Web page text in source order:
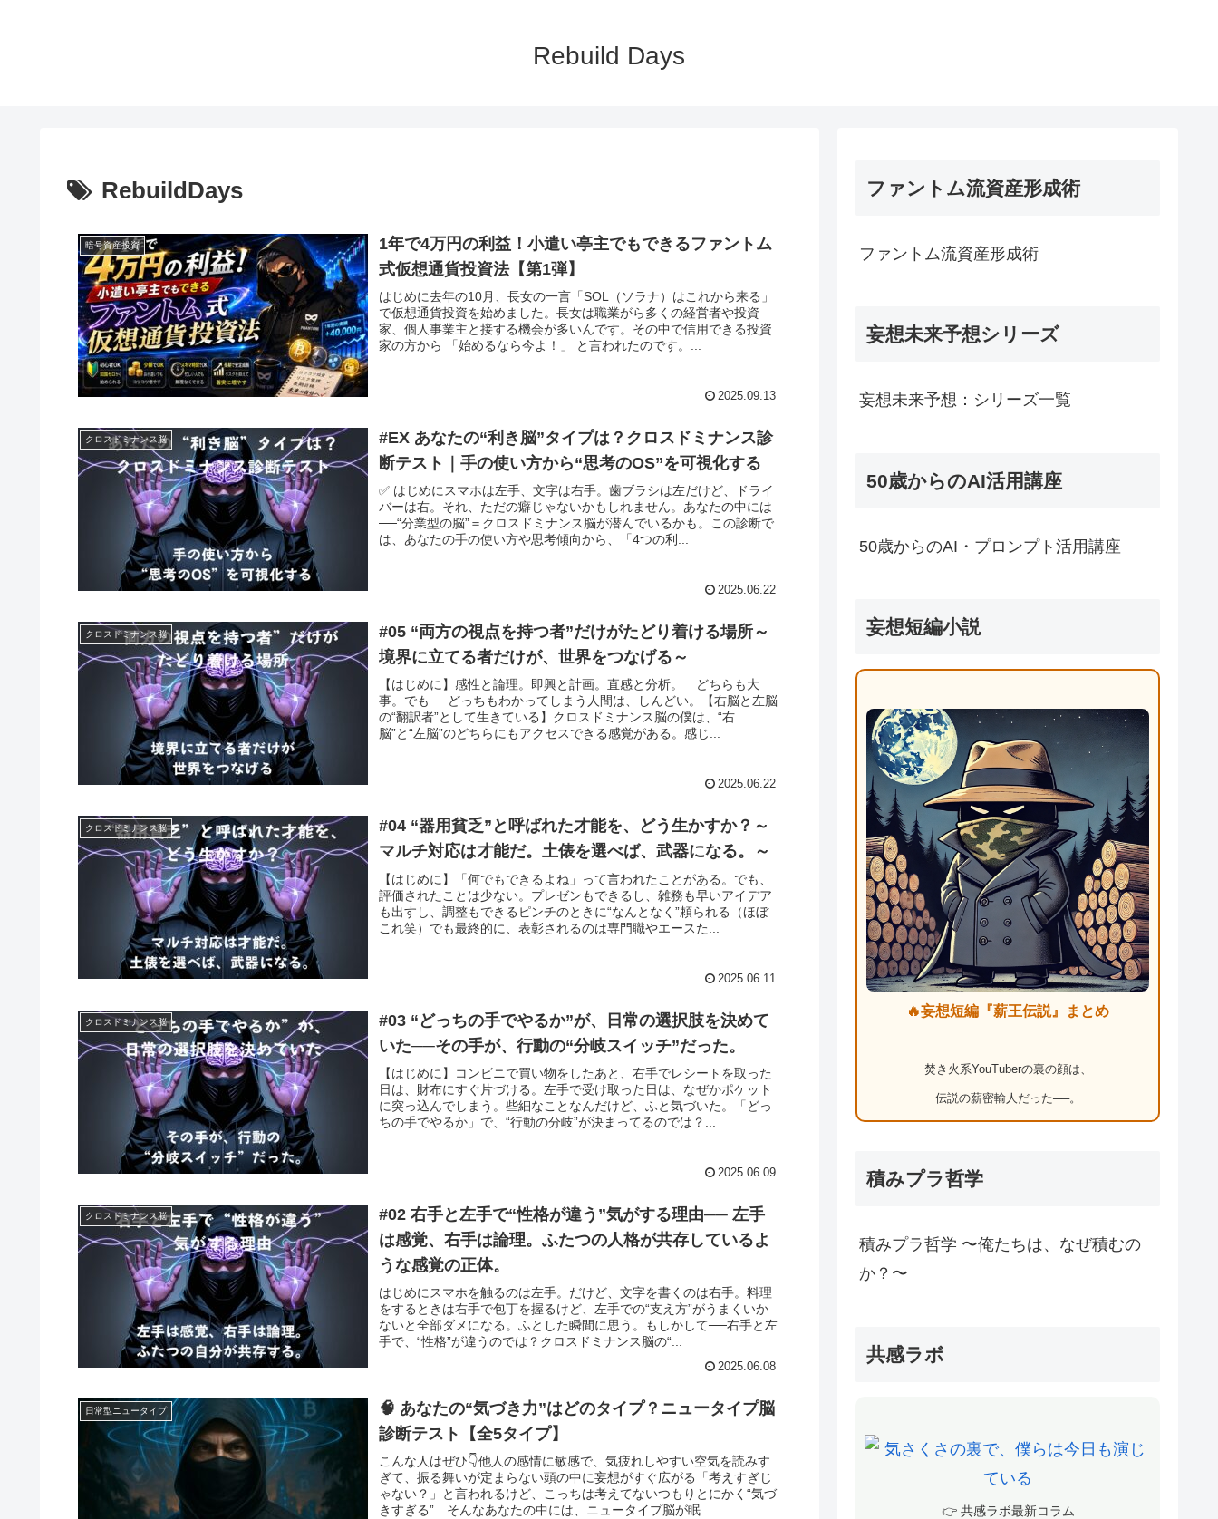
Rebuild Days
RebuildDays
暗号資産投資
1年で4万円の利益！小遣い亭主でもできるファントム
式仮想通貨投資法【第1弾】
はじめに去年の10月、長女の一言「SOL（ソラナ）はこれから来る」
で仮想通貨投資を始めました。長女は職業がら多くの経営者や投資
家、個人事業主と接する機会が多いんです。その中で信用できる投資
家の方から 「始めるなら今よ！」 と言われたのです。...
2025.09.13
クロスドミナンス脳
#EX あなたの“利き脳”タイプは？クロスドミナンス診
断テスト｜手の使い方から“思考のOS”を可視化する
✅ はじめにスマホは左手、文字は右手。歯ブラシは左だけど、ドライ
バーは右。それ、ただの癖じゃないかもしれません。あなたの中には
──“分業型の脳”＝クロスドミナンス脳が潜んでいるかも。この診断で
は、あなたの手の使い方や思考傾向から、「4つの利...
2025.06.22
クロスドミナンス脳
#05 “両方の視点を持つ者”だけがたどり着ける場所～
境界に立てる者だけが、世界をつなげる～
【はじめに】感性と論理。即興と計画。直感と分析。 どちらも大
事。でも──どっちもわかってしまう人間は、しんどい。【右脳と左脳
の“翻訳者”として生きている】クロスドミナンス脳の僕は、“右
脳”と“左脳”のどちらにもアクセスできる感覚がある。感じ...
2025.06.22
クロスドミナンス脳
#04 “器用貧乏”と呼ばれた才能を、どう生かすか？～
マルチ対応は才能だ。土俵を選べば、武器になる。～
【はじめに】「何でもできるよね」って言われたことがある。でも、
評価されたことは少ない。プレゼンもできるし、雑務も早いアイデア
も出すし、調整もできるピンチのときに“なんとなく”頼られる（ほぼ
これ笑）でも最終的に、表彰されるのは専門職やエースた...
2025.06.11
クロスドミナンス脳
#03 “どっちの手でやるか”が、日常の選択肢を決めて
いた──その手が、行動の“分岐スイッチ”だった。
【はじめに】コンビニで買い物をしたあと、右手でレシートを取った
日は、財布にすぐ片づける。左手で受け取った日は、なぜかポケット
に突っ込んでしまう。些細なことなんだけど、ふと気づいた。「どっ
ちの手でやるか」で、“行動の分岐”が決まってるのでは？...
2025.06.09
クロスドミナンス脳
#02 右手と左手で“性格が違う”気がする理由── 左手
は感覚、右手は論理。ふたつの人格が共存しているよ
うな感覚の正体。
はじめにスマホを触るのは左手。だけど、文字を書くのは右手。料理
をするときは右手で包丁を握るけど、左手での“支え方”がうまくいか
ないと全部ダメになる。ふとした瞬間に思う。もしかして──右手と左
手で、“性格”が違うのでは？クロスドミナンス脳の“...
2025.06.08
日常型ニュータイプ
🧠 あなたの“気づき力”はどのタイプ？ニュータイプ脳
診断テスト【全5タイプ】
こんな人はぜひ👇他人の感情に敏感で、気疲れしやすい空気を読みす
ぎて、振る舞いが定まらない頭の中に妄想がすぐ広がる「考えすぎじ
ゃない？」と言われるけど、こっちは考えてないつもりとにかく“気づ
きすぎる”…そんなあなたの中には、ニュータイプ脳が眠...
ファントム流資産形成術
ファントム流資産形成術
妄想未来予想シリーズ
妄想未来予想：シリーズ一覧
50歳からのAI活用講座
50歳からのAI・プロンプト活用講座
妄想短編小説
🔥妄想短編『薪王伝説』まとめ
焚き火系YouTuberの裏の顔は、
伝説の薪密輸人だった──。
積みプラ哲学
積みプラ哲学 〜俺たちは、なぜ積むの
か？〜
共感ラボ
👉 共感ラボ最新コラム